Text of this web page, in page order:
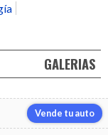
GALERIAS
Vende tu auto